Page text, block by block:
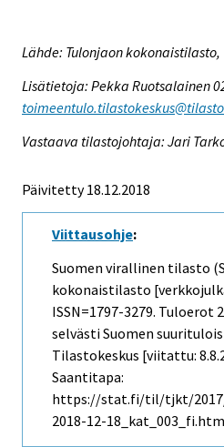
Lähde: Tulonjaon kokonaistilasto,
Lisätietoja: Pekka Ruotsalainen
Vastaava tilastojohtaja: Jari
Päivitetty 18.12.2018
Viittausohje:
Suomen virallinen tilasto
kokonaistilasto
ISSN=1797-3279. Tuloerot
selvästi Suomen
Tilastokeskus [viitattu:
Saantitapa:
https://stat.fi/til/tjkt/2017/
2018-12-